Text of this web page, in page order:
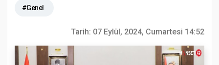
#Genel
Tarih: 07 Eylül, 2024, Cumartesi 14:52